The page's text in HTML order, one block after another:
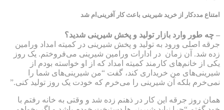
امتناع مددکار از خرید شیرینی باعث کار آفرینی‌ام شد
– چه طور وارد بازار تولید و پخش شیرینی شدید؟
جرقه اصلی ورود به تولید و پخش شیرینی در کمیته امداد ورامین
زده شد. آن زمان در ادارات ورامین شیرینی می‌فروختم. یک روز
یکی از خانم‌های کارمند کمیته امداد که از او خواسته بودم از
شیرینی‌های من خریداری کند، گفت “من شیرینی‌های شما را
نمی‌خرم بلکه آن شیرینی را می‌خرم که خودت یک روز تولید کنی.”
همان روز جرقه این کار در ذهنم زده شد و وقتی به خانه رفتم با